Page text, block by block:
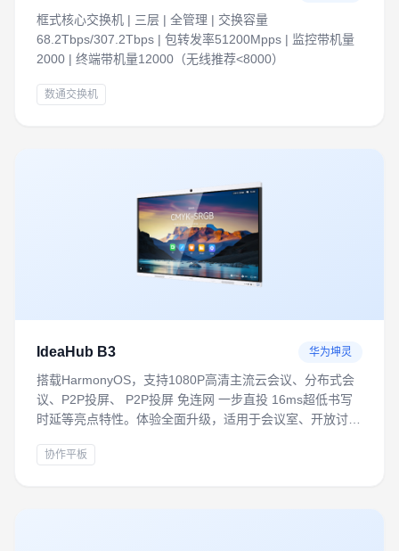
框式核心交换机 | 三层 | 全管理 | 交换容量
68.2Tbps/307.2Tbps | 包转发率51200Mpps | 监控带机量
2000 | 终端带机量12000（无线推荐<8000）
数通交换机
IdeaHub B3 华为坤灵
搭载HarmonyOS，支持1080P高清主流云会议、分布式会
议、P2P投屏、 P2P投屏 免连网 一步直投 16ms超低书写
时延等亮点特性。体验全面升级，适用于会议室、开放讨论
协作平板